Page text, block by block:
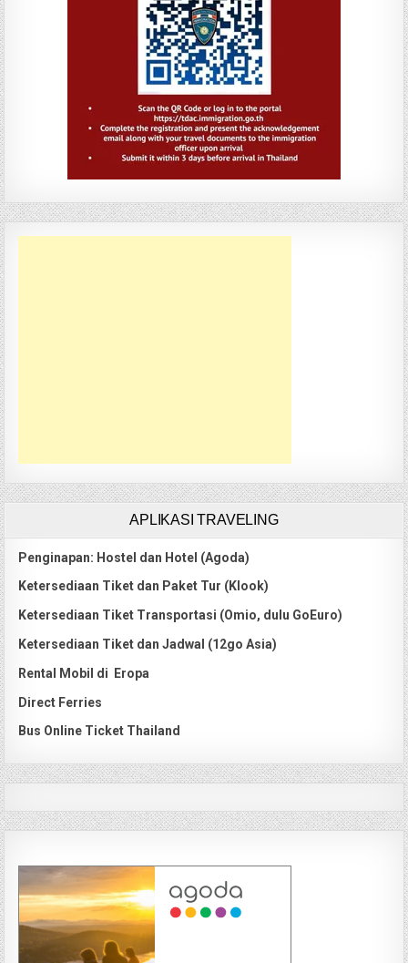
APLIKASI TRAVELING
Penginapan: Hostel dan Hotel (Agoda)
Ketersediaan Tiket dan Paket Tur (Klook)
Ketersediaan Tiket Transportasi (Omio, dulu GoEuro)
Ketersediaan Tiket dan Jadwal (12go Asia)
Rental Mobil di Eropa
Direct Ferries
Bus Online Ticket Thailand